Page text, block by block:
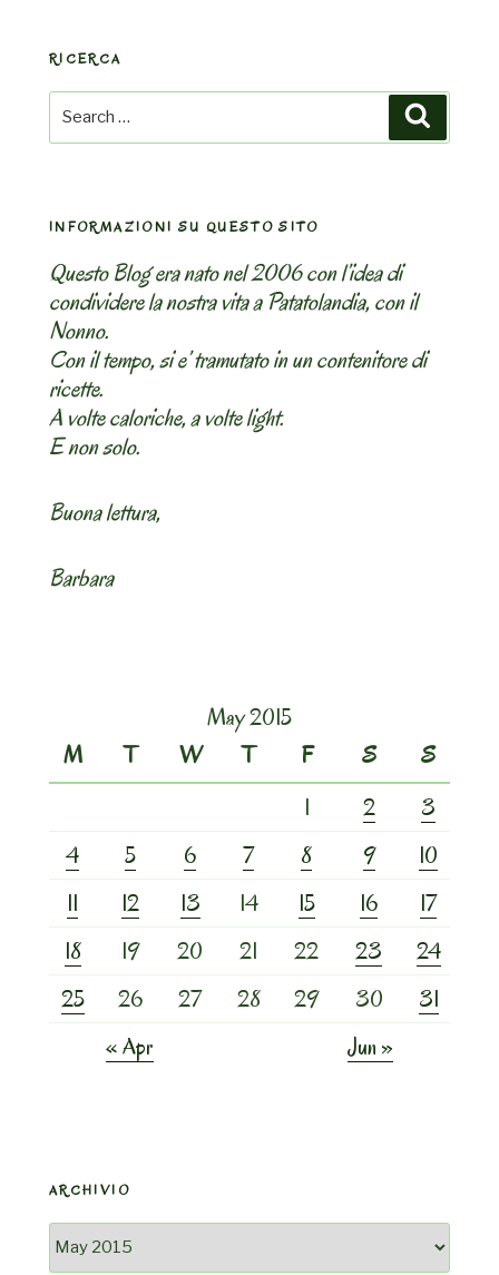
RICERCA
Search
for:
INFORMAZIONI SU QUESTO SITO
Questo Blog era nato nel 2006 con l’idea di
condividere la nostra vita a Patatolandia, con il
Nonno.
Con il tempo, si e’ tramutato in un contenitore di
ricette.
A volte caloriche, a volte light.
E non solo.
Buona lettura,
Barbara
May 2015
M
T W T F S
S
1
2
3
4
5 6 7 8 9
10
11
12 13 14 15 16
17
18
19 20 21 22 23
24
25
26 27 28 29 30
31
« Apr
Jun »
ARCHIVIO
Archivio